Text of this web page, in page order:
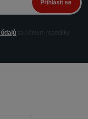
Přihlásit se
za účelem rozesílky